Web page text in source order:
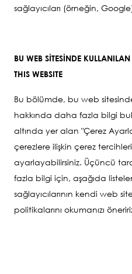
sağlayıcıları (örneğin,
BU WEB SİTESİNDE
THIS WEBSITE
Bu bölümde, bu web
hakkında daha fazla bilgi
altında yer alan "Çerez
çerezlere ilişkin çerez
ayarlayabilirsiniz. Üçüncü
fazla bilgi için, aşağıda
sağlayıcılarının kendi web
politikalarını okumanızı